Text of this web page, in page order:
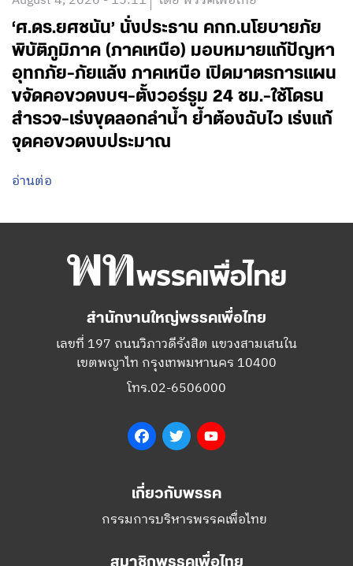
‘ศ.ดร.ยศชนัน’ นั่งประธาน คกก.นโยบายภัย
พิบัติภูมิภาค (ภาคเหนือ) มอบหมายแก้ปัญหา
อุทกภัย-ภัยแล้ง ภาคเหนือ เปิดมาตรการแผน
ขจัดคอขวดงบฯ-ตั้งวอร์รูม 24 ชม.-ใช้โดรน
สำรวจ-เร่งขุดลอกลำน้ำ ย้ำต้องฉับไว เร่งแก้
จุดคอขวดงบประมาณ
อ่านต่อ
สำนักงานใหญ่พรรคเพื่อไทย
เลขที่ 197 ถนนวิภาวดีรังสิต แขวงสามเสนใน
เขตพญาไท กรุงเทพมหานคร 10400
โทร.02-6506000
FacebookTwitter
เกี่ยวกับพรรค
กรรมการบริหารพรรคเพื่อไทย
สมาชิกพรรคเพื่อไทย